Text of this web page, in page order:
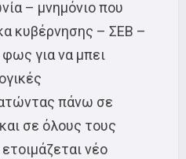
– μνημόνιο που
κυβέρνησης – ΣΕΒ –
φως για να μπει
πάνω σε
σε όλους τους
νέο